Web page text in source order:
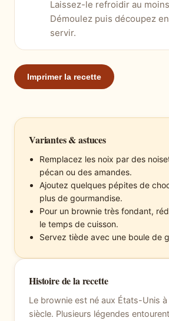
Laissez-le refroidir au
Démoulez puis découpez
servir.
Imprimer la recette
Variantes & astuces
Remplacez les noix par des
pécan ou des amandes.
Ajoutez quelques pépites de
plus de gourmandise.
Pour un brownie très fondant,
le temps de cuisson.
Servez tiède avec une boule de
Histoire de la recette
Le brownie est né aux États-Unis à
siècle. Plusieurs légendes